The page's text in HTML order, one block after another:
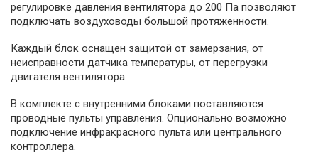
регулировке давления вентилятора до 200 Па позволяют
подключать воздуховоды большой протяженности.
Каждый блок оснащен защитой от замерзания, от
неисправности датчика температуры, от перегрузки
двигателя вентилятора.
В комплекте с внутренними блоками поставляются
проводные пульты управления. Опционально возможно
подключение инфракрасного пульта или центрального
контроллера.